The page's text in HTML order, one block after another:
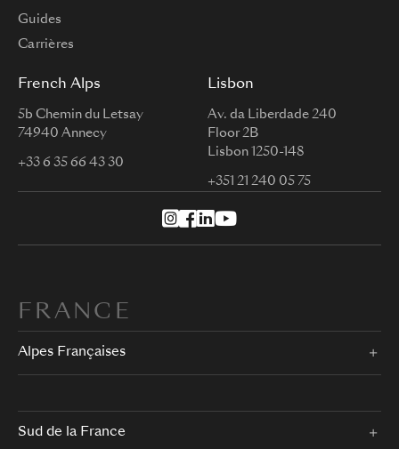
Guides
Carrières
French Alps
5b Chemin du Letsay
74940 Annecy
+33 6 35 66 43 30
Lisbon
Av. da Liberdade 240
Floor 2B
Lisbon 1250-148
+351 21 240 05 75
FRANCE
Alpes Françaises
Sud de la France